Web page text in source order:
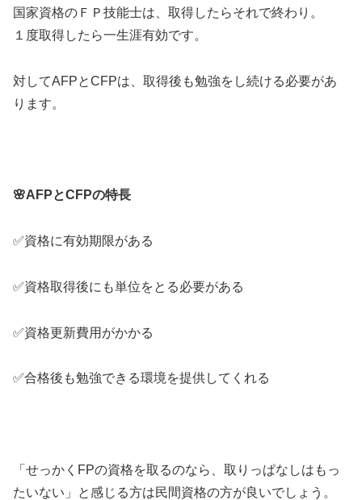
国家資格のＦＰ技能士は、取得したらそれで終わり。
１度取得したら一生涯有効です。
対してAFPとCFPは、取得後も勉強をし続ける必要があ
ります。
🌸AFPとCFPの特長
✅資格に有効期限がある
✅資格取得後にも単位をとる必要がある
✅資格更新費用がかかる
✅合格後も勉強できる環境を提供してくれる
「せっかくFPの資格を取るのなら、取りっぱなしはもっ
たいない」と感じる方は民間資格の方が良いでしょう。